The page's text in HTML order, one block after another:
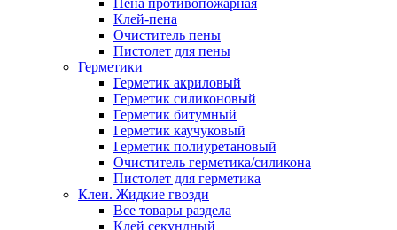
Клей-пена
Очиститель пены
Пистолет для пены
Герметики
Герметик акриловый
Герметик силиконовый
Герметик битумный
Герметик каучуковый
Герметик полиуретановый
Очиститель герметика/силикона
Пистолет для герметика
Клеи. Жидкие гвозди
Все товары раздела
Клей секундный